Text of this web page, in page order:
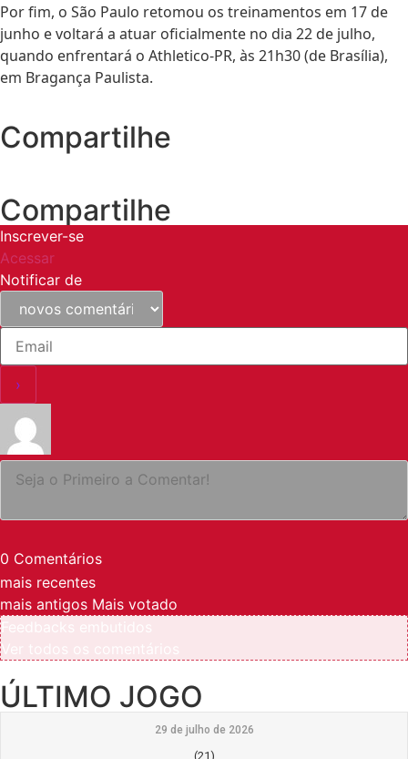
Por fim, o São Paulo retomou os treinamentos em 17 de
junho e voltará a atuar oficialmente no dia 22 de julho,
quando enfrentará o Athletico-PR, às 21h30 (de Brasília),
em Bragança Paulista.
Compartilhe
Compartilhe
Inscrever-se
Acessar
Notificar de
0 Comentários
mais recentes
mais antigos Mais votado
ÚLTIMO JOGO
29 de julho de 2026
(21)